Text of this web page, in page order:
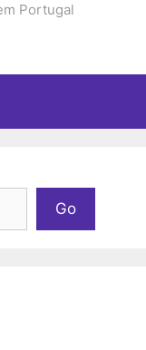
Portugal
Go